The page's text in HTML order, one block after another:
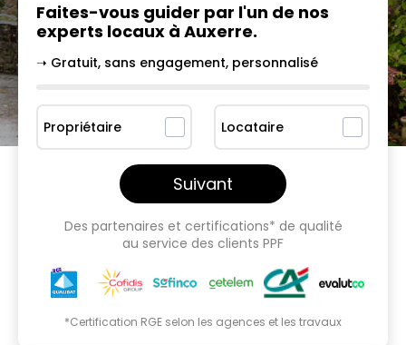
Faites-vous guider par l'un de nos
experts locaux à Auxerre.
➝ Gratuit, sans engagement, personnalisé
Propriétaire Locataire
Suivant
Des partenaires et certifications* de qualité
au service des clients PPF
*Certification RGE selon les agences et les travaux